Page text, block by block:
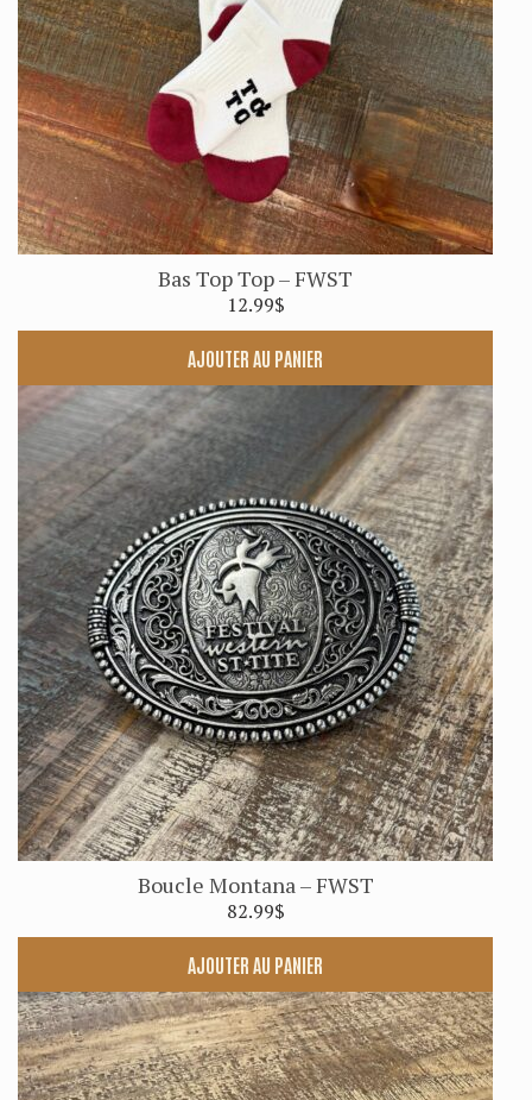
Bas Top Top – FWST
12.99$
AJOUTER AU PANIER
Boucle Montana – FWST
82.99$
AJOUTER AU PANIER